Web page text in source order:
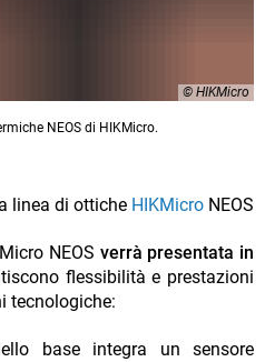
© HIKMicro
NEOS di HIKMicro.
linea di ottiche HIKMicro NEOS
NEOS verrà presentata in
flessibilità e prestazioni
tecnologiche:
base integra un sensore